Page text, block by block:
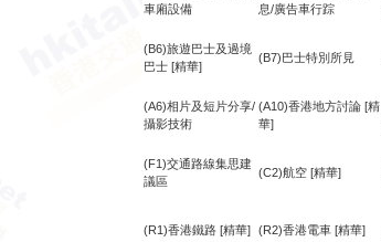
車廂設備
息/廣告車行踪
(B6)旅遊巴士及過境
巴士 [精華]
(B7)巴士特別所見
(A6)相片及短片分享/
攝影技術
(A10)香港地方討論 [精
華]
(F1)交通路線集思建
議區
(C2)航空 [精華]
(R1)香港鐵路 [精華] (R2)香港電車 [精華]